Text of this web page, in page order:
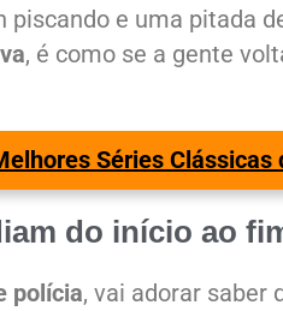
piscando e uma pitada
, é como se a gente
Séries Clássicas
do início ao
polícia, vai adorar saber